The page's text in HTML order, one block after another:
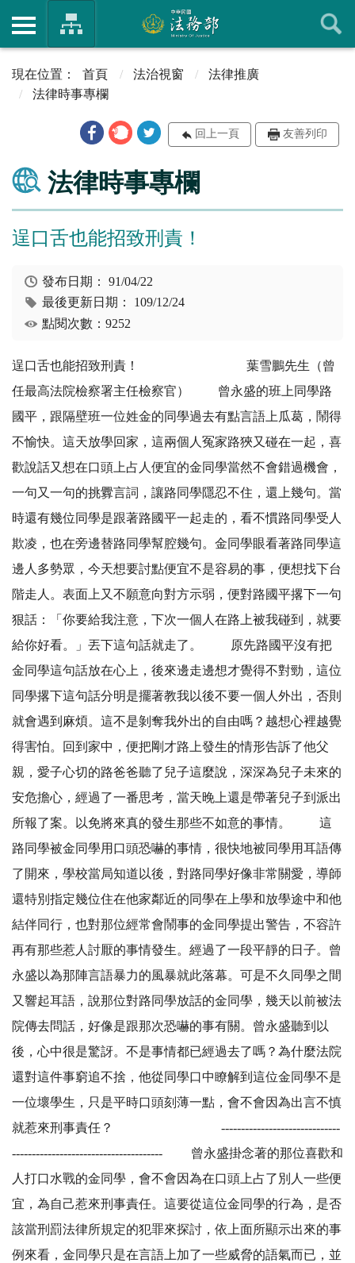
首頁 法治視窗
法律推廣
法律時事專欄
回上一頁 友善列印
法律時事專欄
逞口舌也能招致刑責！
發布日期：91/04/22
最後更新日期： 109/12/24
點閱次數：9252
逞口舌也能招致刑責！ 葉雪鵬先生（曾
任最高法院檢察署主任檢察官） 曾永盛的班上同學路
國平，跟隔壁班一位姓金的同學過去有點言語上瓜葛，鬧得
不愉快。這天放學回家，這兩個人冤家路狹又碰在一起，喜
歡說話又想在口頭上占人便宜的金同學當然不會錯過機會，
一句又一句的挑釁言詞，讓路同學隱忍不住，還上幾句。當
時還有幾位同學是跟著路國平一起走的，看不慣路同學受人
欺凌，也在旁邊替路同學幫腔幾句。金同學眼看著路同學這
邊人多勢眾，今天想要討點便宜不是容易的事，便想找下台
階走人。表面上又不願意向對方示弱，便對路國平撂下一句
狠話：「你要給我注意，下次一個人在路上被我碰到，就要
給你好看。」丟下這句話就走了。 原先路國平沒有把
金同學這句話放在心上，後來邊走邊想才覺得不對勁，這位
同學撂下這句話分明是擺著教我以後不要一個人外出，否則
就會遇到麻煩。這不是剝奪我外出的自由嗎？越想心裡越覺
得害怕。回到家中，便把剛才路上發生的情形告訴了他父
親，愛子心切的路爸爸聽了兒子這麼說，深深為兒子未來的
安危擔心，經過了一番思考，當天晚上還是帶著兒子到派出
所報了案。以免將來真的發生那些不如意的事情。 這
路同學被金同學用口頭恐嚇的事情，很快地被同學用耳語傳
了開來，學校當局知道以後，對路同學好像非常關愛，導師
還特別指定幾位住在他家鄰近的同學在上學和放學途中和他
結伴同行，也對那位經常會鬧事的金同學提出警告，不容許
再有那些惹人討厭的事情發生。經過了一段平靜的日子。曾
永盛以為那陣言語暴力的風暴就此落幕。可是不久同學之間
又響起耳語，說那位對路同學放話的金同學，幾天以前被法
院傳去問話，好像是跟那次恐嚇的事有關。曾永盛聽到以
後，心中很是驚訝。不是事情都已經過去了嗎？為什麼法院
還對這件事窮追不捨，他從同學口中瞭解到這位金同學不是
一位壞學生，只是平時口頭刻薄一點，會不會因為出言不慎
就惹來刑事責任？ ------------------------------
-------------------------------------- 曾永盛掛念著的那位喜歡和
人打口水戰的金同學，會不會因為在口頭上占了別人一些便
宜，為自己惹來刑事責任。這要從這位金同學的行為，是否
該當刑罰法律所規定的犯罪來探討，依上面所顯示出來的事
例來看，金同學只是在言語上加了一些威脅的語氣而已，並